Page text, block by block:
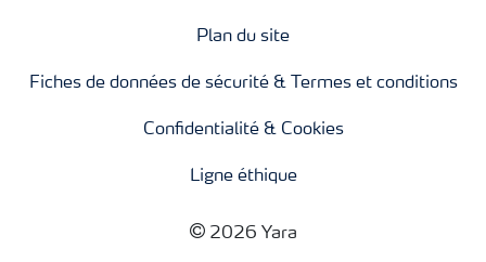
Plan du site
Fiches de données de sécurité & Termes et conditions
Confidentialité & Cookies
Ligne éthique
2026 Yara